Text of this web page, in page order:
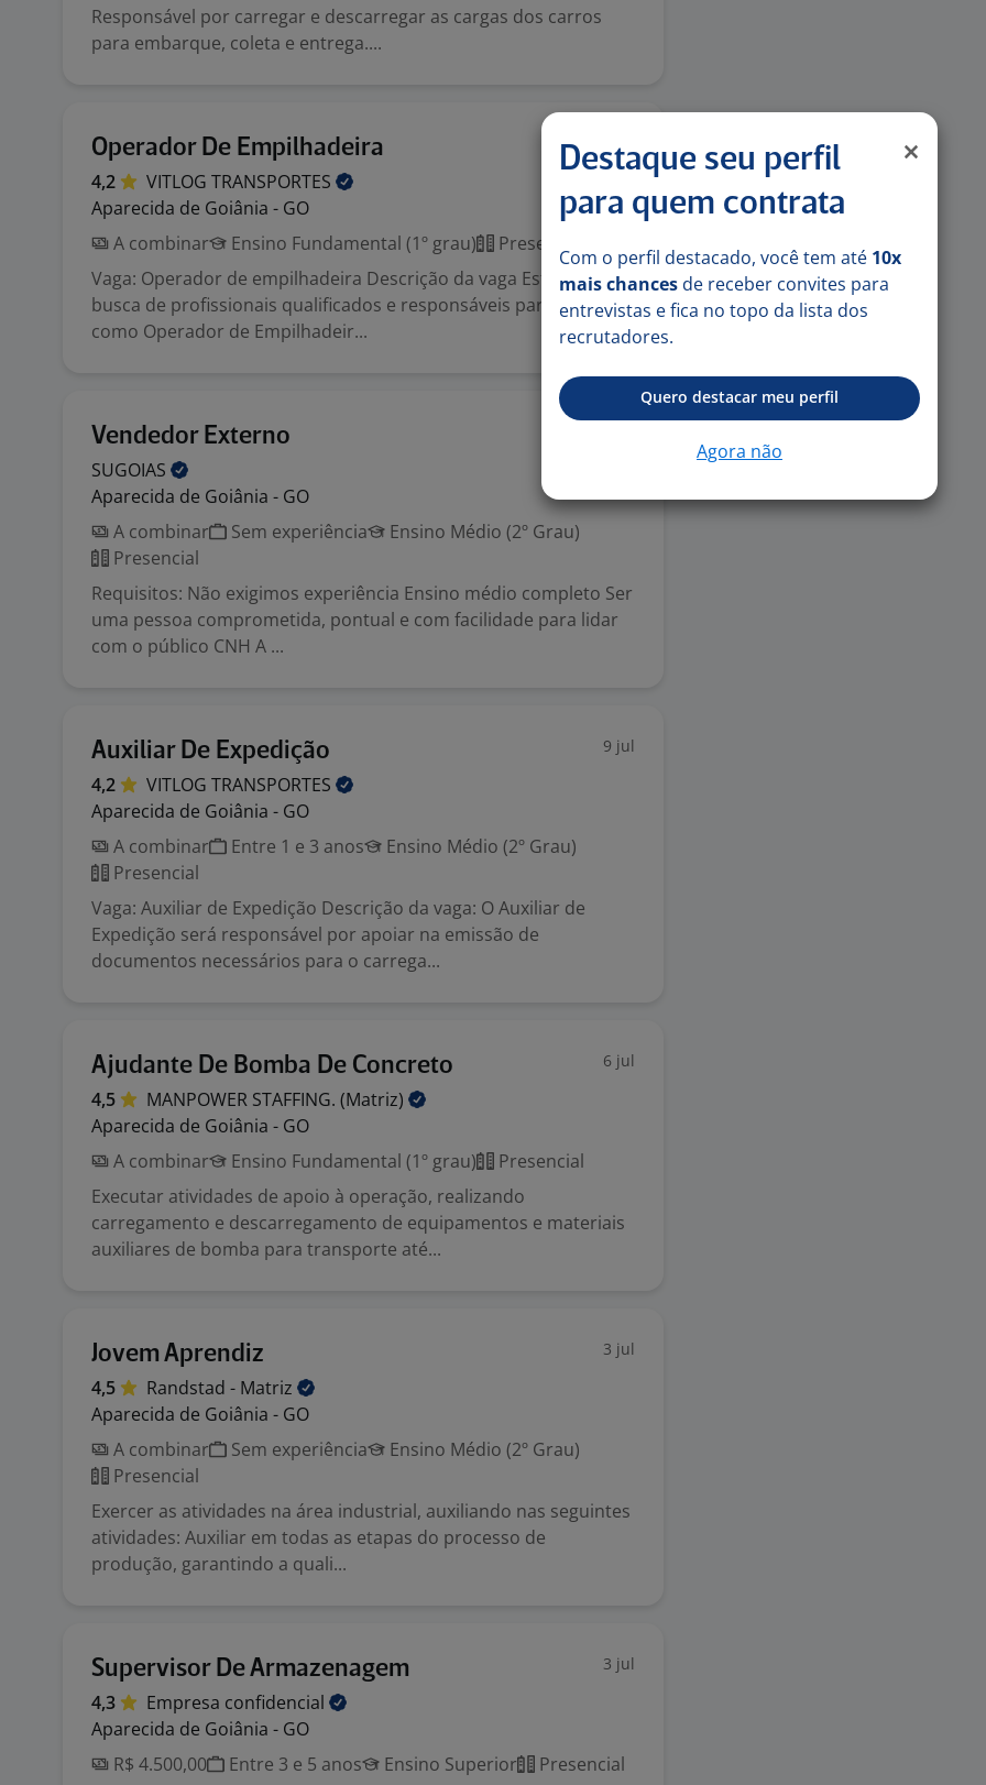
Responsável por carregar e descarregar as cargas dos carros
para embarque, coleta e entrega....
Operador De Empilhadeira 22 jul
4,2 VITLOG TRANSPORTES
Aparecida de Goiânia - GO
A combinar
Ensino Fundamental (1º grau)
Presencial
Vaga: Operador de empilhadeira Descrição da vaga Estamos em
busca de profissionais qualificados e responsáveis para atuar
como Operador de Empilhadeir...
Vendedor Externo
SUGOIAS
Aparecida de Goiânia - GO
A combinar
Sem experiência
Ensino Médio (2º Grau)
Presencial
Requisitos: Não exigimos experiência Ensino médio completo Ser
uma pessoa comprometida, pontual e com facilidade para lidar
com o público CNH A ...
Auxiliar De Expedição 9 jul
4,2 VITLOG TRANSPORTES
Aparecida de Goiânia - GO
A combinar
Entre 1 e 3 anos
Ensino Médio (2º Grau)
Presencial
Vaga: Auxiliar de Expedição Descrição da vaga: O Auxiliar de
Expedição será responsável por apoiar na emissão de
documentos necessários para o carrega...
Ajudante De Bomba De Concreto 6 jul
4,5 MANPOWER STAFFING. (Matriz)
Aparecida de Goiânia - GO
A combinar
Ensino Fundamental (1º grau)
Presencial
Executar atividades de apoio à operação, realizando
carregamento e descarregamento de equipamentos e materiais
auxiliares de bomba para transporte até...
Jovem Aprendiz 3 jul
4,5 Randstad - Matriz
Aparecida de Goiânia - GO
A combinar
Sem experiência
Ensino Médio (2º Grau)
Presencial
Exercer as atividades na área industrial, auxiliando nas seguintes
atividades: Auxiliar em todas as etapas do processo de
produção, garantindo a quali...
Supervisor De Armazenagem 3 jul
4,3 Empresa confidencial
Aparecida de Goiânia - GO
R$ 4.500,00
Entre 3 e 5 anos Ensino Superior Presencial
Destaque seu perfil
para quem contrata
Com o perfil destacado, você tem até 10x
mais chances de receber convites para
entrevistas e fica no topo da lista dos
recrutadores.
Quero destacar meu perfil
Agora não